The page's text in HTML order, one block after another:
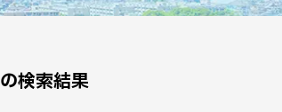
の検索結果